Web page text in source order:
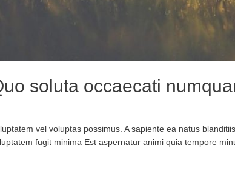
soluta occaecati
vel voluptas possimus. A sapiente ea natus
fugit minima Est aspernatur animi quia tempore